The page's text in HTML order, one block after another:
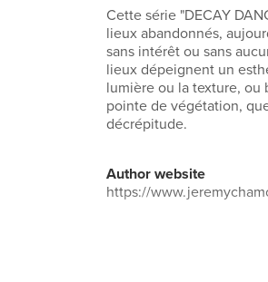
Cette série "DECAY
lieux abandonnés,
sans intérêt ou sans
lieux dépeignent un
lumière ou la texture, ou
pointe de végétation,
décrépitude.
Author website
https://